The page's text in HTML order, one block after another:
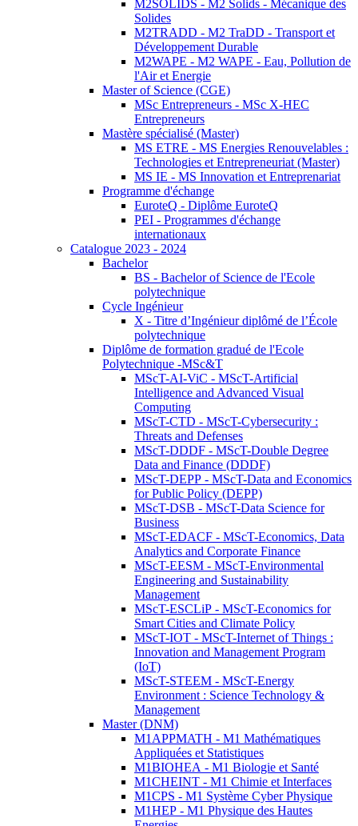
M2SOLIDS - M2 Solids - Mécanique des
Solides
M2TRADD - M2 TraDD - Transport et
Développement Durable
M2WAPE - M2 WAPE - Eau, Pollution de
l'Air et Energie
Master of Science (CGE)
MSc Entrepreneurs - MSc X-HEC
Entrepreneurs
Mastère spécialisé (Master)
MS ETRE - MS Energies Renouvelables :
Technologies et Entrepreneuriat (Master)
MS IE - MS Innovation et Entreprenariat
Programme d'échange
EuroteQ - Diplôme EuroteQ
PEI - Programmes d'échange
internationaux
Catalogue 2023 - 2024
Bachelor
BS - Bachelor of Science de l'Ecole
polytechnique
Cycle Ingénieur
X - Titre d’Ingénieur diplômé de l’École
polytechnique
Diplôme de formation gradué de l'Ecole
Polytechnique -MSc&T
MScT-AI-ViC - MScT-Artificial
Intelligence and Advanced Visual
Computing
MScT-CTD - MScT-Cybersecurity :
Threats and Defenses
MScT-DDDF - MScT-Double Degree
Data and Finance (DDDF)
MScT-DEPP - MScT-Data and Economics
for Public Policy (DEPP)
MScT-DSB - MScT-Data Science for
Business
MScT-EDACF - MScT-Economics, Data
Analytics and Corporate Finance
MScT-EESM - MScT-Environmental
Engineering and Sustainability
Management
MScT-ESCLiP - MScT-Economics for
Smart Cities and Climate Policy
MScT-IOT - MScT-Internet of Things :
Innovation and Management Program
(IoT)
MScT-STEEM - MScT-Energy
Environment : Science Technology &
Management
Master (DNM)
M1APPMATH - M1 Mathématiques
Appliquées et Statistiques
M1BIOHEA - M1 Biologie et Santé
M1CHEINT - M1 Chimie et Interfaces
M1CPS - M1 Système Cyber Physique
M1HEP - M1 Physique des Hautes